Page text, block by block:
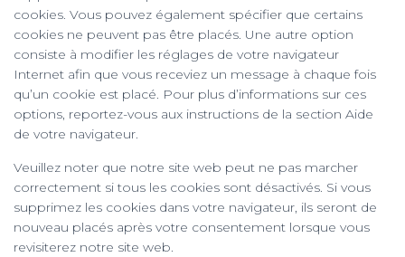
cookies. Vous pouvez également spécifier que certains
cookies ne peuvent pas être placés. Une autre option
consiste à modifier les réglages de votre navigateur
Internet afin que vous receviez un message à chaque fois
qu’un cookie est placé. Pour plus d’informations sur ces
options, reportez-vous aux instructions de la section Aide
de votre navigateur.
Veuillez noter que notre site web peut ne pas marcher
correctement si tous les cookies sont désactivés. Si vous
supprimez les cookies dans votre navigateur, ils seront de
nouveau placés après votre consentement lorsque vous
revisiterez notre site web.